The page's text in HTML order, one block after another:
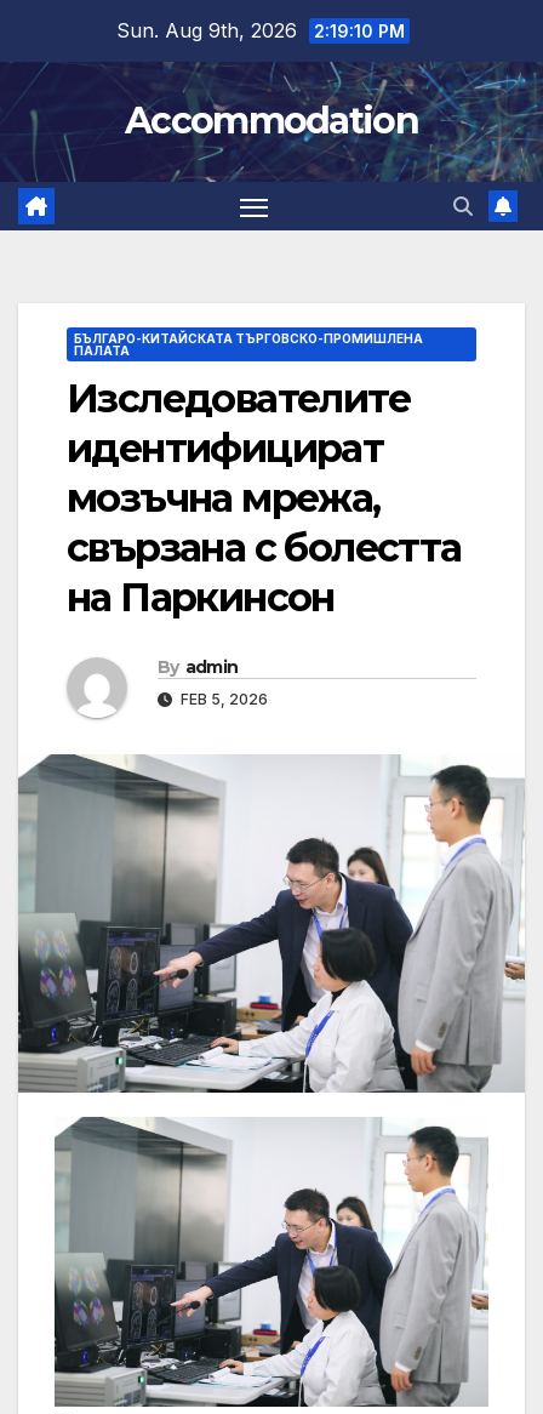
content
Sun. Aug 9th, 2026 2:19:10 PM
Accommodation
БЪЛГАРО-КИТАЙСКАТА ТЪРГОВСКО-ПРОМИШЛЕНА
ПАЛАТА
Изследователите
идентифицират
мозъчна мрежа,
свързана с болестта
на Паркинсон
By admin
FEB 5, 2026